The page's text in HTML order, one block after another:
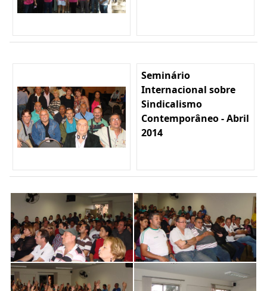
Seminário
Internacional sobre
Sindicalismo
Contemporâneo - Abril
2014